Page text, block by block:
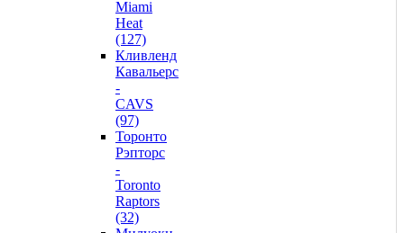
Miami
Heat
(127)
Кливленд
Кавальерс
-
CAVS
(97)
Торонто
Рэпторс
-
Toronto
Raptors
(32)